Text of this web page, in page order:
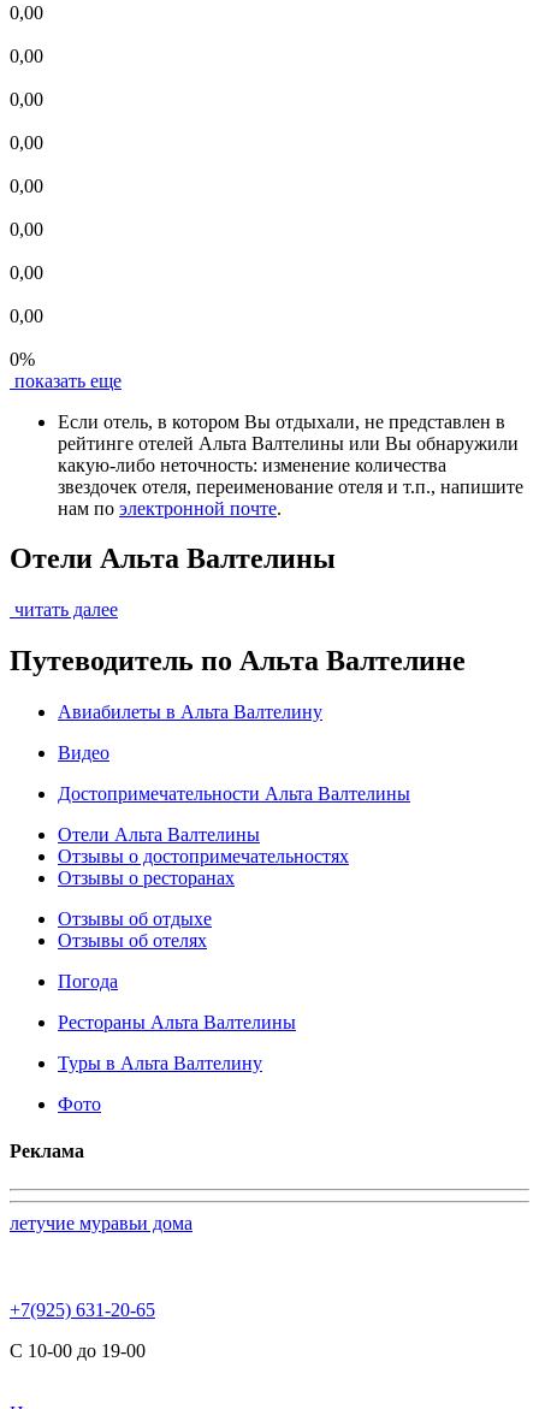
0,00
0,00
0,00
0,00
0,00
0,00
0,00
0,00
0%
показать еще
Если отель, в котором Вы отдыхали, не представлен в
рейтинге отелей Альта Валтелины или Вы обнаружили
какую-либо неточность: изменение количества
звездочек отеля, переименование отеля и т.п., напишите
нам по электронной почте.
Отели Альта Валтелины
читать далее
Путеводитель по Альта Валтелине
Авиабилеты в Альта Валтелину
Видео
Достопримечательности Альта Валтелины
Отели Альта Валтелины
Отзывы о достопримечательностях
Отзывы о ресторанах
Отзывы об отдыхе
Отзывы об отелях
Погода
Рестораны Альта Валтелины
Туры в Альта Валтелину
Фото
Реклама
летучие муравьи дома
+7(925) 631-20-65
С 10-00 до 19-00